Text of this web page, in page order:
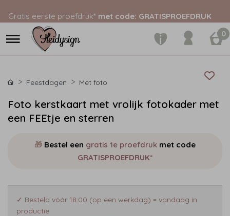
Gratis eerste proefdruk* met code: GRATISPROEFDRUK
0
Feestdagen Met foto
Foto kerstkaart met vrolijk fotokader met
een FEEtje en sterren
🎁 Bestel een gratis 1e proefdruk met code
GRATISPROEFDRUK*
✓ Besteld vóór 18:00 (op een werkdag) = vandaag in
productie